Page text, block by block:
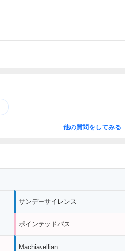
他の質問をしてみる
サンデーサイレンス
ポインテッドパス
Machiavellian